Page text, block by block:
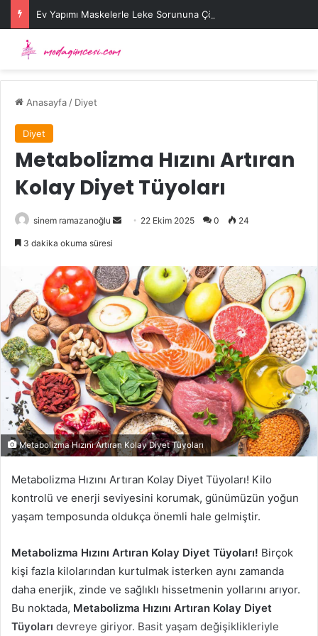
Ev Yapımı Maskelerle Leke Sorununa Çözüm Önerileri
Anasayfa / Diyet
Diyet
Metabolizma Hızını Artıran
Kolay Diyet Tüyoları
sinem ramazanoğlu
Bir
göndermek
22 Ekim 2025 0 24
3 dakika okuma süresi
Metabolizma Hızını Artıran Kolay Diyet Tüyoları
Metabolizma Hızını Artıran Kolay Diyet Tüyoları! Kilo
kontrolü ve enerji seviyesini korumak, günümüzün yoğun
yaşam temposunda oldukça önemli hale gelmiştir.
Metabolizma Hızını Artıran Kolay Diyet Tüyoları! Birçok
kişi fazla kilolarından kurtulmak isterken aynı zamanda
daha enerjik, zinde ve sağlıklı hissetmenin yollarını arıyor.
Bu noktada, Metabolizma Hızını Artıran Kolay Diyet
Tüyoları devreye giriyor. Basit yaşam değişiklikleriyle